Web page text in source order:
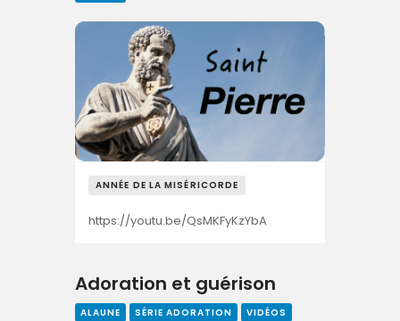
ANNÉE DE LA MISÉRICORDE
https://youtu.be/QsMKFyKzYbA
Adoration et guérison
ALAUNE SÉRIE ADORATION VIDÉOS